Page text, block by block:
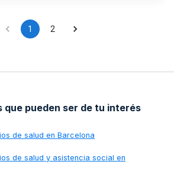
1 2
pueden ser de tu interés
de salud en Barcelona
de salud y asistencia social en